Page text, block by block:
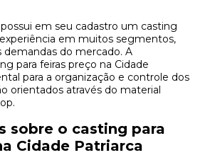
em seu cadastro um casting
em muitos segmentos,
demandas do mercado. A
para feiras preço na Cidade
para a organização e controle dos
orientados através do material
sobre o casting para
Cidade Patriarca